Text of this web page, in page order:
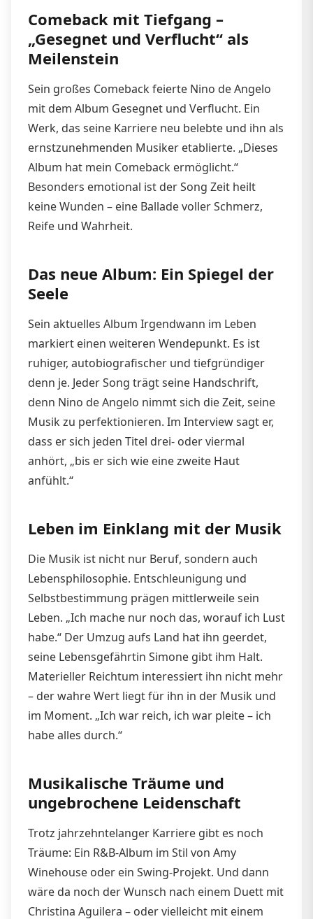
Comeback mit Tiefgang –
„Gesegnet und Verflucht“ als
Meilenstein
Sein großes Comeback feierte Nino de Angelo
mit dem Album Gesegnet und Verflucht. Ein
Werk, das seine Karriere neu belebte und ihn als
ernstzunehmenden Musiker etablierte. „Dieses
Album hat mein Comeback ermöglicht.“
Besonders emotional ist der Song Zeit heilt
keine Wunden – eine Ballade voller Schmerz,
Reife und Wahrheit.
Das neue Album: Ein Spiegel der
Seele
Sein aktuelles Album Irgendwann im Leben
markiert einen weiteren Wendepunkt. Es ist
ruhiger, autobiografischer und tiefgründiger
denn je. Jeder Song trägt seine Handschrift,
denn Nino de Angelo nimmt sich die Zeit, seine
Musik zu perfektionieren. Im Interview sagt er,
dass er sich jeden Titel drei- oder viermal
anhört, „bis er sich wie eine zweite Haut
anfühlt.“
Leben im Einklang mit der Musik
Die Musik ist nicht nur Beruf, sondern auch
Lebensphilosophie. Entschleunigung und
Selbstbestimmung prägen mittlerweile sein
Leben. „Ich mache nur noch das, worauf ich Lust
habe.“ Der Umzug aufs Land hat ihn geerdet,
seine Lebensgefährtin Simone gibt ihm Halt.
Materieller Reichtum interessiert ihn nicht mehr
– der wahre Wert liegt für ihn in der Musik und
im Moment. „Ich war reich, ich war pleite – ich
habe alles durch.“
Musikalische Träume und
ungebrochene Leidenschaft
Trotz jahrzehntelanger Karriere gibt es noch
Träume: Ein R&B-Album im Stil von Amy
Winehouse oder ein Swing-Projekt. Und dann
wäre da noch der Wunsch nach einem Duett mit
Christina Aguilera – oder vielleicht mit einem